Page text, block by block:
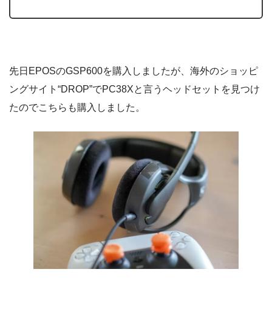
先日EPOSのGSP600を購入しましたが、海外のショッピ
ングサイト“DROP”でPC38Xと言うヘッドセットを見つけ
たのでこちらも購入しました。